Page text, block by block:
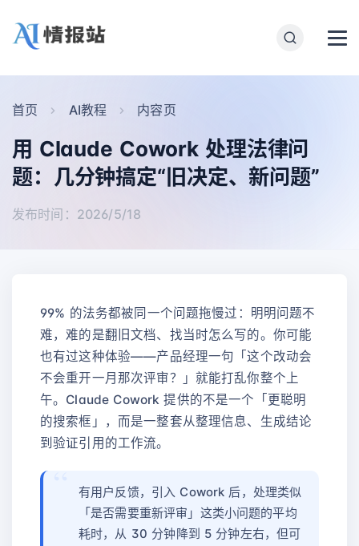
首页 AI教程 内容页
用 Claude Cowork 处理法律问
题：几分钟搞定“旧决定、新问题”
发布时间：2026/5/18
99% 的法务都被同一个问题拖慢过：明明问题不
难，难的是翻旧文档、找当时怎么写的。你可能
也有过这种体验——产品经理一句「这个改动会
不会重开一月那次评审？」就能打乱你整个上
午。Claude Cowork 提供的不是一个「更聪明
的搜索框」，而是一整套从整理信息、生成结论
到验证引用的工作流。
有用户反馈，引入 Cowork 后，处理类似
「是否需要重新评审」这类小问题的平均
耗时，从 30 分钟降到 5 分钟左右，但可